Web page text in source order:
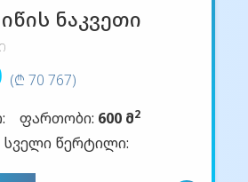
ნაკვეთი
(₾ 70 767)
ფართობი: 600 მ2
სველი წერტილი: